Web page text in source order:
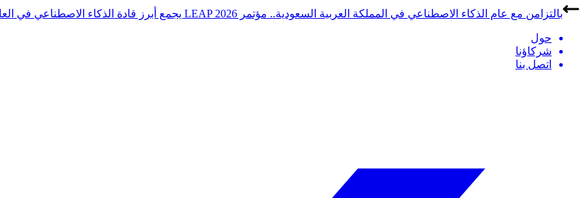
بالتزامن مع عام الذكاء الاصطناعي في المملكة العربية السعودية.. مؤتمر LEAP 2026 يجمع أبرز قادة الذكاء الاصطناعي في العالم
حول
شركاؤنا
اتصل بنا